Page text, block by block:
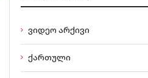
ვიდეო არქივი
ქართული